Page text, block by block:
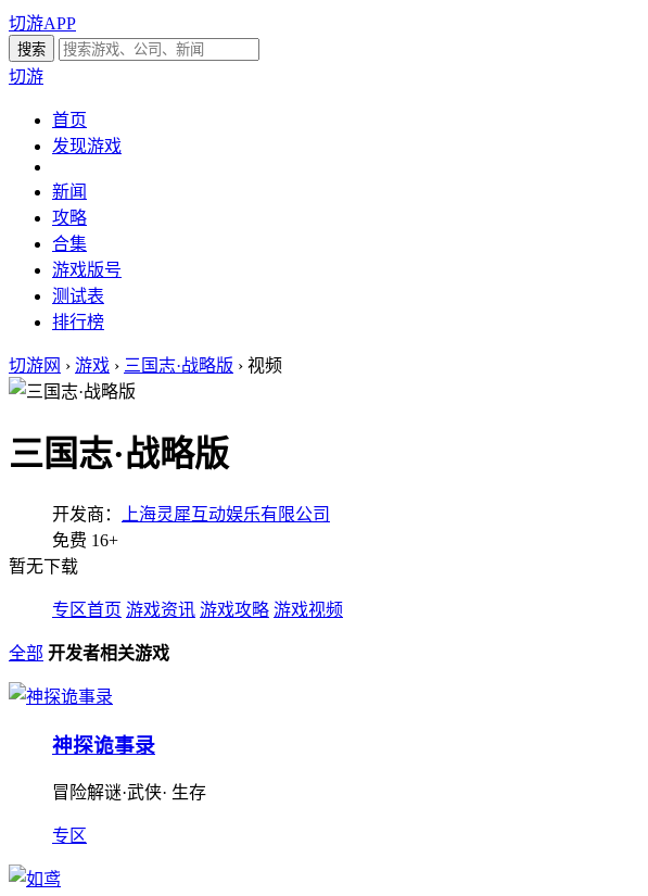
切游APP
切游
首页
发现游戏
新闻
攻略
合集
游戏版号
测试表
排行榜
切游网 › 游戏 › 三国志·战略版 › 视频
三国志·战略版
开发商：
上海灵犀互动娱乐有限公司
免费 16+
暂无下载
专区首页 游戏资讯 游戏攻略 游戏视频
全部 开发者相关游戏
神探诡事录
冒险解谜·武侠· 生存
专区